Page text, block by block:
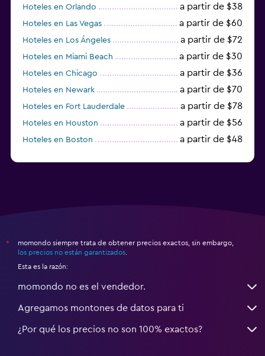
Hoteles en Orlando a partir de $38
Hoteles en Las Vegas a partir de $60
Hoteles en Los Ángeles a partir de $72
Hoteles en Miami Beach a partir de $30
Hoteles en Chicago a partir de $36
Hoteles en Newark a partir de $70
Hoteles en Fort Lauderdale a partir de $78
Hoteles en Houston a partir de $56
Hoteles en Boston a partir de $48
*
momondo siempre trata de obtener precios exactos, sin embargo,
los precios no están garantizados
Esta es la razón:
momondo no es el vendedor.
Agregamos montones de datos para ti
¿Por qué los precios no son 100% exactos?